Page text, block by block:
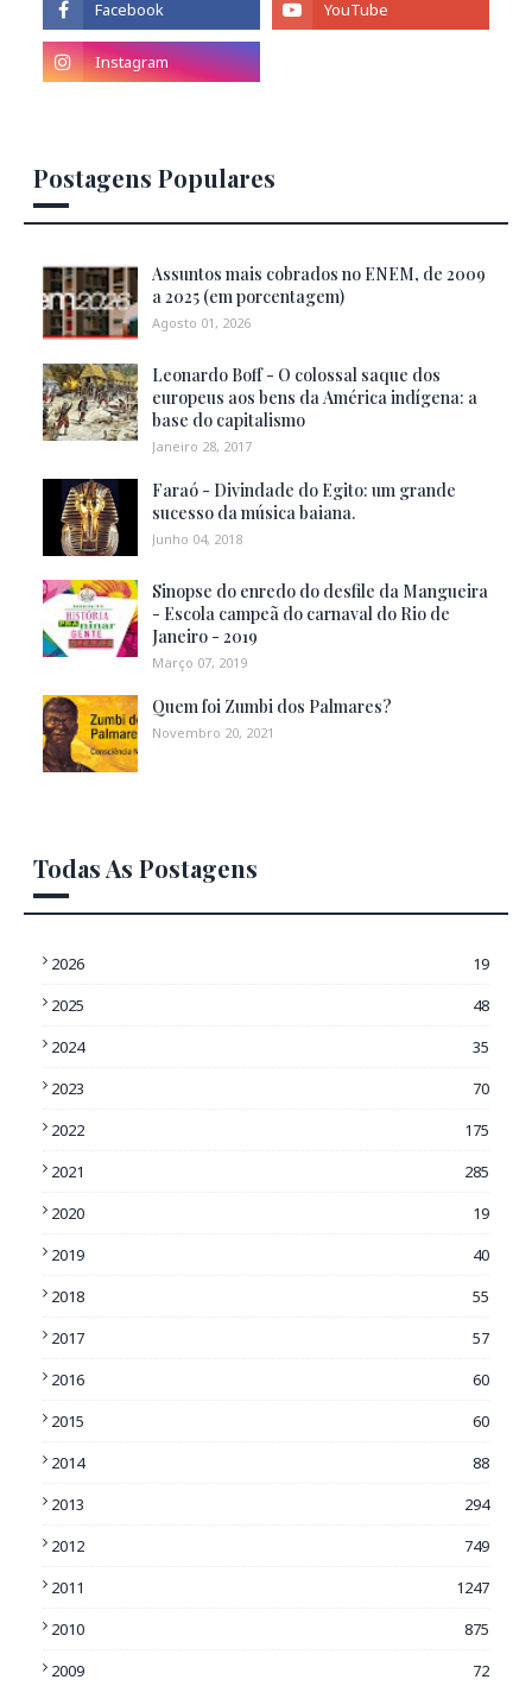
Postagens Populares
Assuntos mais cobrados no ENEM, de 2009
a 2025 (em porcentagem)
Agosto 01, 2026
Leonardo Boff - O colossal saque dos
europeus aos bens da América indígena: a
base do capitalismo
Janeiro 28, 2017
Faraó - Divindade do Egito: um grande
sucesso da música baiana.
Junho 04, 2018
Sinopse do enredo do desfile da Mangueira
- Escola campeã do carnaval do Rio de
Janeiro - 2019
Março 07, 2019
Quem foi Zumbi dos Palmares?
Novembro 20, 2021
Todas As Postagens
2026
19
2025
48
2024
35
2023
70
2022
175
2021
285
2020
19
2019
40
2018
55
2017
57
2016
60
2015
60
2014
88
2013
294
2012
749
2011
1247
2010
875
2009
72